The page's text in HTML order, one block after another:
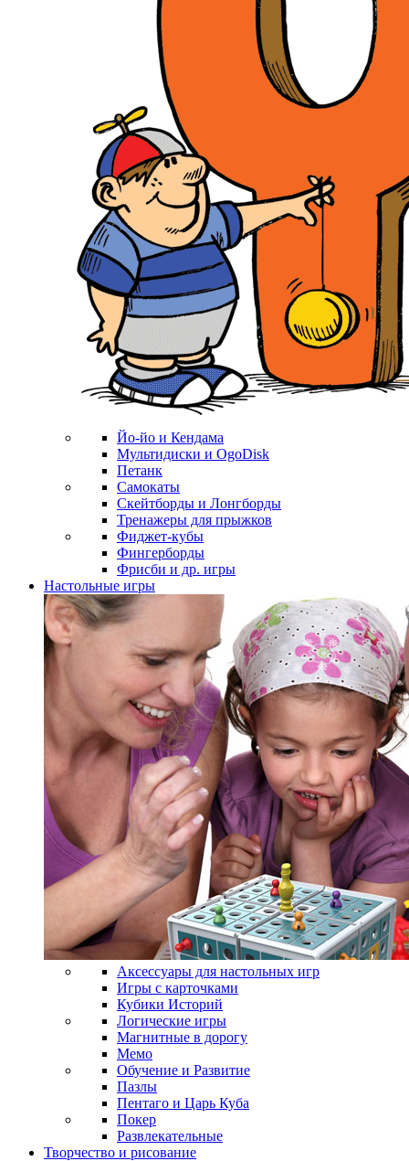
Йо-йо и Кендама
Мультидиски и OgoDisk
Петанк
Самокаты
Скейтборды и Лонгборды
Тренажеры для прыжков
Фиджет-кубы
Фингерборды
Фрисби и др. игры
Настольные игры
Аксессуары для настольных игр
Игры с карточками
Кубики Историй
Логические игры
Магнитные в дорогу
Мемо
Обучение и Развитие
Пазлы
Пентаго и Царь Куба
Покер
Развлекательные
Творчество и рисование